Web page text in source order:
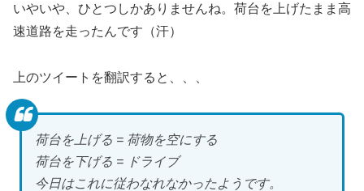
いやいや、ひとつしかありませんね。荷台を上げたまま高
速道路を走ったんです（汗）
上のツイートを翻訳すると、、、
荷台を上げる = 荷物を空にする
荷台を下げる = ドライブ
今日はこれに従わなれなかったようです。